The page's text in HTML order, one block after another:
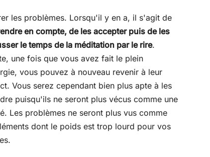
les problèmes. Lorsqu'il y en a, il s'agit de
en compte, de les accepter puis de les
le temps de la méditation par le rire.
une fois que vous avez fait le plein
vous pouvez à nouveau revenir à leur
Vous serez cependant bien plus apte à les
puisqu'ils ne seront plus vécus comme une
Les problèmes ne seront plus vus comme
dont le poids est trop lourd pour vos